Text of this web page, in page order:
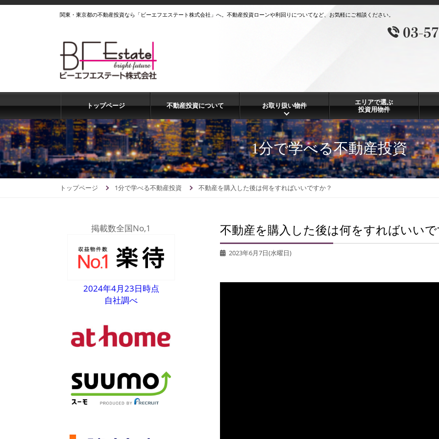
関東・東京都の不動産投資なら「ビーエフエステート株式会社」へ。不動産投資ローンや利回りについてなど、お気軽にご相談ください。
トップページ 不動産投資について お取り扱い物件
エリアで選ぶ
投資用物件
1分で学べる不動産投資
トップページ 1分で学べる不動産投資 不動産を購入した後は何をすればいいですか？
不動産を購入した後は何をすればいい
2023年6月7日(水曜日)
掲載数全国No,1
2024年4月23日時点
自社調べ